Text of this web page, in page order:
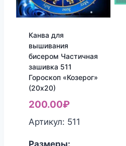
Канва для
вышивания
бисером Частичная
зашивка 511
Гороскоп «Козерог»
(20х20)
200.00₽
Артикул: 511
Размеры: